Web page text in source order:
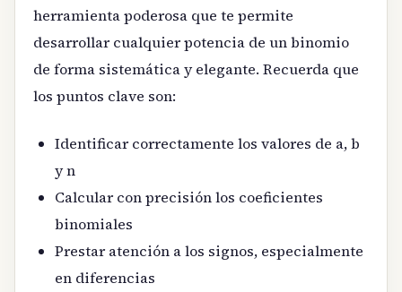
herramienta poderosa que te permite
desarrollar cualquier potencia de un binomio
de forma sistemática y elegante. Recuerda que
los puntos clave son:
Identificar correctamente los valores de a, b
y n
Calcular con precisión los coeficientes
binomiales
Prestar atención a los signos, especialmente
en diferencias